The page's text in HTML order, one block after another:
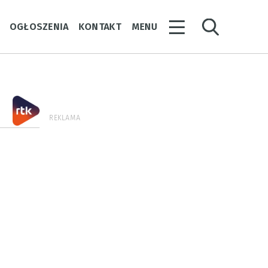
OGŁOSZENIA KONTAKT MENU
REKLAMA